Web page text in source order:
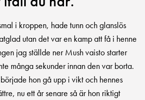
i kroppen, hade tunn och glanslös
utan det var en kamp att få i henne
jag ställde ner Mush vaisto starter
många sekunder innan den var borta.
hon gå upp i vikt och hennes
nu ett år senare så är hon riktigt